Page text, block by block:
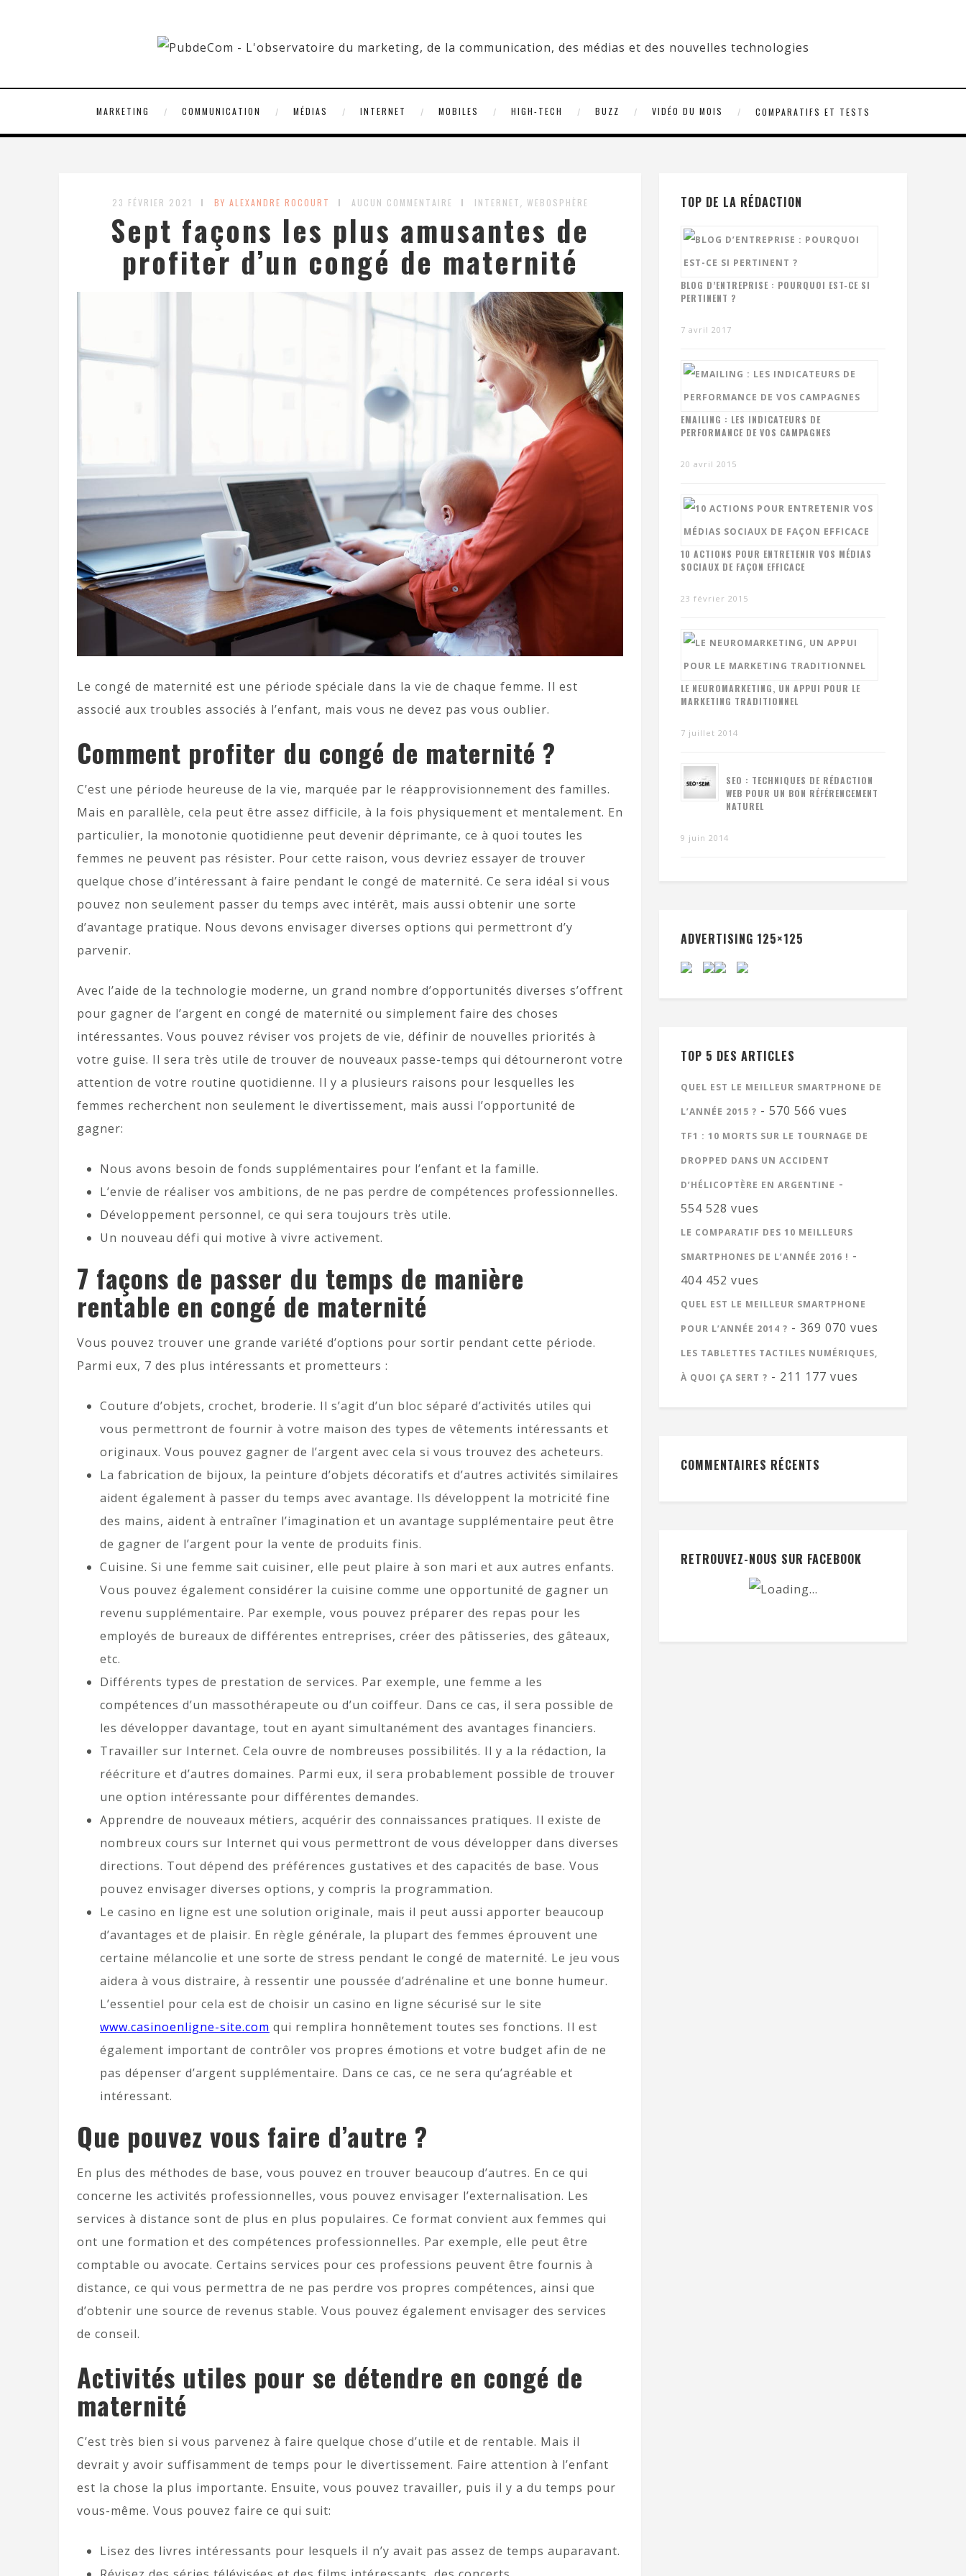
MARKETING COMMUNICATION MÉDIAS INTERNET MOBILES HIGH-TECH BUZZ VIDÉO DU MOIS COMPARATIFS ET TESTS
23 FÉVRIER 2021 BY ALEXANDRE ROCOURT AUCUN COMMENTAIRE INTERNET, WEBOSPHÈRE
Sept façons les plus amusantes de
profiter d’un congé de maternité
Le congé de maternité est une période spéciale dans la vie de chaque femme. Il est
associé aux troubles associés à l’enfant, mais vous ne devez pas vous oublier.
Comment profiter du congé de maternité ?
C’est une période heureuse de la vie, marquée par le réapprovisionnement des familles.
Mais en parallèle, cela peut être assez difficile, à la fois physiquement et mentalement. En
particulier, la monotonie quotidienne peut devenir déprimante, ce à quoi toutes les
femmes ne peuvent pas résister. Pour cette raison, vous devriez essayer de trouver
quelque chose d’intéressant à faire pendant le congé de maternité. Ce sera idéal si vous
pouvez non seulement passer du temps avec intérêt, mais aussi obtenir une sorte
d’avantage pratique. Nous devons envisager diverses options qui permettront d’y
parvenir.
Avec l’aide de la technologie moderne, un grand nombre d’opportunités diverses s’offrent
pour gagner de l’argent en congé de maternité ou simplement faire des choses
intéressantes. Vous pouvez réviser vos projets de vie, définir de nouvelles priorités à
votre guise. Il sera très utile de trouver de nouveaux passe-temps qui détourneront votre
attention de votre routine quotidienne. Il y a plusieurs raisons pour lesquelles les
femmes recherchent non seulement le divertissement, mais aussi l’opportunité de
gagner:
Nous avons besoin de fonds supplémentaires pour l’enfant et la famille.
L’envie de réaliser vos ambitions, de ne pas perdre de compétences professionnelles.
Développement personnel, ce qui sera toujours très utile.
Un nouveau défi qui motive à vivre activement.
7 façons de passer du temps de manière
rentable en congé de maternité
Vous pouvez trouver une grande variété d’options pour sortir pendant cette période.
Parmi eux, 7 des plus intéressants et prometteurs :
Couture d’objets, crochet, broderie. Il s’agit d’un bloc séparé d’activités utiles qui
vous permettront de fournir à votre maison des types de vêtements intéressants et
originaux. Vous pouvez gagner de l’argent avec cela si vous trouvez des acheteurs.
La fabrication de bijoux, la peinture d’objets décoratifs et d’autres activités similaires
aident également à passer du temps avec avantage. Ils développent la motricité fine
des mains, aident à entraîner l’imagination et un avantage supplémentaire peut être
de gagner de l’argent pour la vente de produits finis.
Cuisine. Si une femme sait cuisiner, elle peut plaire à son mari et aux autres enfants.
Vous pouvez également considérer la cuisine comme une opportunité de gagner un
revenu supplémentaire. Par exemple, vous pouvez préparer des repas pour les
employés de bureaux de différentes entreprises, créer des pâtisseries, des gâteaux,
etc.
Différents types de prestation de services. Par exemple, une femme a les
compétences d’un massothérapeute ou d’un coiffeur. Dans ce cas, il sera possible de
les développer davantage, tout en ayant simultanément des avantages financiers.
Travailler sur Internet. Cela ouvre de nombreuses possibilités. Il y a la rédaction, la
réécriture et d’autres domaines. Parmi eux, il sera probablement possible de trouver
une option intéressante pour différentes demandes.
Apprendre de nouveaux métiers, acquérir des connaissances pratiques. Il existe de
nombreux cours sur Internet qui vous permettront de vous développer dans diverses
directions. Tout dépend des préférences gustatives et des capacités de base. Vous
pouvez envisager diverses options, y compris la programmation.
Le casino en ligne est une solution originale, mais il peut aussi apporter beaucoup
d’avantages et de plaisir. En règle générale, la plupart des femmes éprouvent une
certaine mélancolie et une sorte de stress pendant le congé de maternité. Le jeu vous
aidera à vous distraire, à ressentir une poussée d’adrénaline et une bonne humeur.
L’essentiel pour cela est de choisir un casino en ligne sécurisé sur le site
www.casinoenligne-site.com qui remplira honnêtement toutes ses fonctions. Il est
également important de contrôler vos propres émotions et votre budget afin de ne
pas dépenser d’argent supplémentaire. Dans ce cas, ce ne sera qu’agréable et
intéressant.
Que pouvez vous faire d’autre ?
En plus des méthodes de base, vous pouvez en trouver beaucoup d’autres. En ce qui
concerne les activités professionnelles, vous pouvez envisager l’externalisation. Les
services à distance sont de plus en plus populaires. Ce format convient aux femmes qui
ont une formation et des compétences professionnelles. Par exemple, elle peut être
comptable ou avocate. Certains services pour ces professions peuvent être fournis à
distance, ce qui vous permettra de ne pas perdre vos propres compétences, ainsi que
d’obtenir une source de revenus stable. Vous pouvez également envisager des services
de conseil.
Activités utiles pour se détendre en congé de
maternité
C’est très bien si vous parvenez à faire quelque chose d’utile et de rentable. Mais il
devrait y avoir suffisamment de temps pour le divertissement. Faire attention à l’enfant
est la chose la plus importante. Ensuite, vous pouvez travailler, puis il y a du temps pour
vous-même. Vous pouvez faire ce qui suit:
Lisez des livres intéressants pour lesquels il n’y avait pas assez de temps auparavant.
TOP DE LA RÉDACTION
BLOG D’ENTREPRISE : POURQUOI EST-CE SI
PERTINENT ?
7 avril 2017
EMAILING : LES INDICATEURS DE
PERFORMANCE DE VOS CAMPAGNES
20 avril 2015
10 ACTIONS POUR ENTRETENIR VOS MÉDIAS
SOCIAUX DE FAÇON EFFICACE
23 février 2015
LE NEUROMARKETING, UN APPUI POUR LE
MARKETING TRADITIONNEL
7 juillet 2014
SEO : TECHNIQUES DE RÉDACTION
WEB POUR UN BON RÉFÉRENCEMENT
NATUREL
9 juin 2014
ADVERTISING 125×125
TOP 5 DES ARTICLES
QUEL EST LE MEILLEUR SMARTPHONE DE
L’ANNÉE 2015 ? - 570 566 vues
TF1 : 10 MORTS SUR LE TOURNAGE DE
DROPPED DANS UN ACCIDENT
D’HÉLICOPTÈRE EN ARGENTINE -
554 528 vues
LE COMPARATIF DES 10 MEILLEURS
SMARTPHONES DE L’ANNÉE 2016 ! -
404 452 vues
QUEL EST LE MEILLEUR SMARTPHONE
POUR L’ANNÉE 2014 ? - 369 070 vues
LES TABLETTES TACTILES NUMÉRIQUES,
À QUOI ÇA SERT ? - 211 177 vues
COMMENTAIRES RÉCENTS
RETROUVEZ-NOUS SUR FACEBOOK